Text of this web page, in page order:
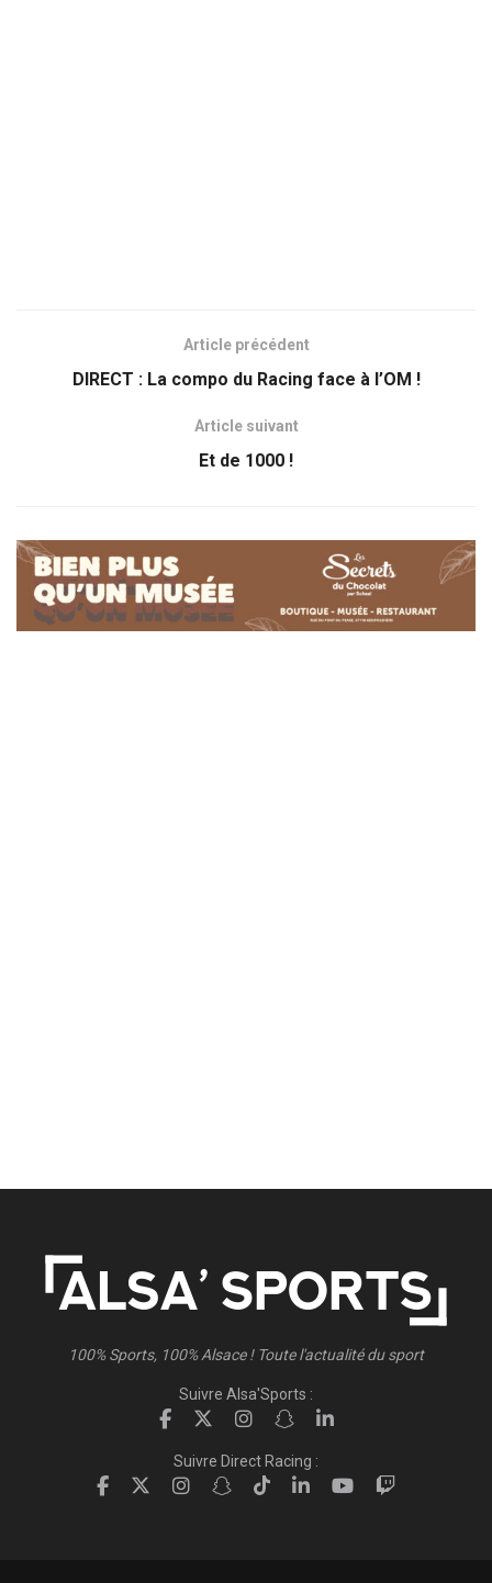
Article précédent
DIRECT : La compo du Racing face à l’OM !
Article suivant
Et de 1000 !
100% Sports, 100% Alsace ! Toute l'actualité du sport
Suivre Alsa'Sports :
Suivre Direct Racing :